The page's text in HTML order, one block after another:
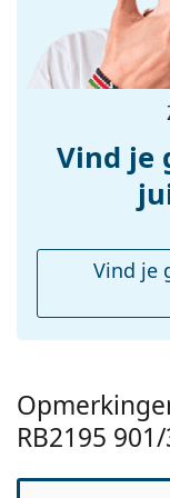
Functie:
beschikbaar:
Vind je
Vind je
RB2195 901/